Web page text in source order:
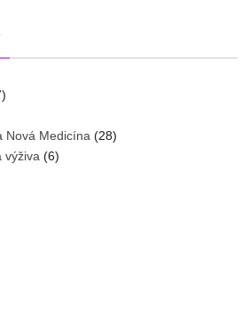
Nová Medicína (28)
výživa (6)